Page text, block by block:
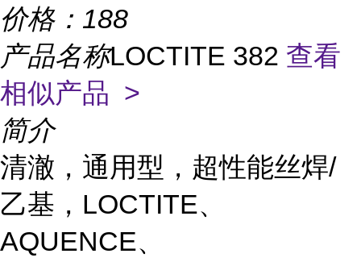
价格： 188
产品名称LOCTITE 382 查看
相似产品 >
简介
清澈，通用型，超性能丝焊/
乙基，LOCTITE、
AQUENCE、